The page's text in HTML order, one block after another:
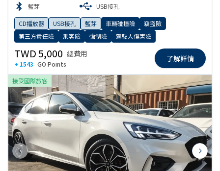
藍芽
USB接孔
CD播放器 USB接孔 藍芽 車輛碰撞險
竊盜險
第三方責任險
乘客險 強制險 駕駛人傷害險
TWD 5,000 總費用
+ 1543 GO Points
了解詳情
接受國際旅客
Previous slide Next